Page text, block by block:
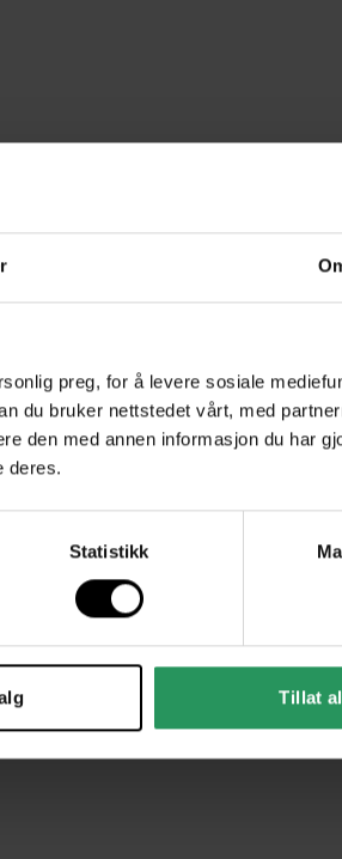
preg, for å levere sosiale
du bruker nettstedet vårt, med
den med annen informasjon du har
deres.
Statistikk
Tillat
Dimbar:
Materiale:
Diameter i cm: